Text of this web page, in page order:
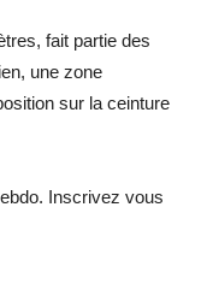
fait partie des
une zone
sur la ceinture
Inscrivez vous